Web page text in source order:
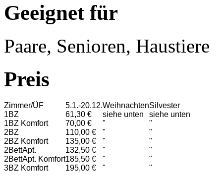
Geeignet für
Paare, Senioren, Haustiere
Preis
Zimmer/ÜF 5.1.-20.12.WeihnachtenSilvester
1BZ
61,30 € siehe unten
siehe unten
1BZ Komfort
70,00 € "
"
2BZ
110,00 € "
"
2BZ Komfort
135,00 € "
"
2BettApt.
132,50 € "
"
2BettApt. Komfort185,50 € "
"
3BZ Komfort
195,00 € " "